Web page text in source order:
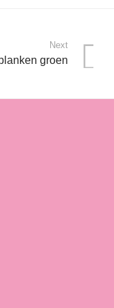
Next
groen